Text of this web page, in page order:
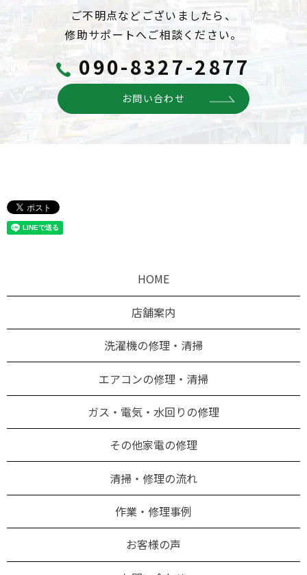
ご不明点などございましたら、
修助サポートへご相談ください。
090-8327-2877
お問い合わせ
HOME
店舗案内
洗濯機の修理・清掃
エアコンの修理・清掃
ガス・電気・水回りの修理
その他家電の修理
清掃・修理の流れ
作業・修理事例
お客様の声